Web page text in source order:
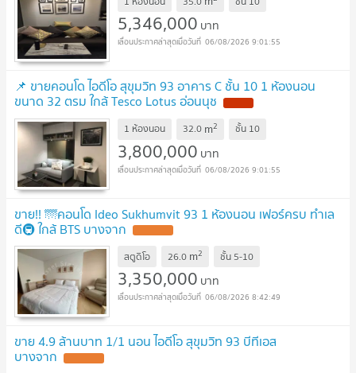
5,346,000 บาท
06/08/2026 9:01:55
📌 ขายคอนโด ไอดีโอ สุขุมวิท 93 อาคาร C ชั้น 10 1 ห้องนอน
ขนาด 32 ตรม ใกล้ Tesco Lotus อ่อนนุช
1 ห้องนอน 32.0 m2 ชั้น 10
3,800,000 บาท
06/08/2026 9:01:55
ขาย!! 🌁คอนโด Ideo Sukhumvit 93 1 ห้องนอน เฟอร์ครบ ทำเล
ดี🚇 ใกล้ BTS บางจาก
สตูดิโอ 26.0 m2 ชั้น 5-10
3,350,000 บาท
06/08/2026 8:42:49
ขาย 4.9 ล้านบาท 1/1 นอน ไอดีโอ สุขุมวิท 93 บีทีเอส
บางจาก